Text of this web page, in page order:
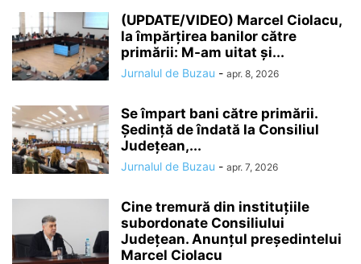
(UPDATE/VIDEO) Marcel Ciolacu,
la împărțirea banilor către
primării: M-am uitat și...
Jurnalul de Buzau - apr. 8, 2026
Se împart bani către primării.
Ședință de îndată la Consiliul
Județean,...
Jurnalul de Buzau - apr. 7, 2026
Cine tremură din instituțiile
subordonate Consiliului
Județean. Anunțul președintelui
Marcel Ciolacu